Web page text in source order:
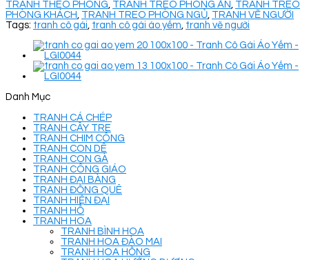
TRANH THEO PHÒNG TRANH TREO PHÒNG ĂN TRANH TREO
PHÒNG KHÁCH TRANH TREO PHÒNG NGỦ TRANH VẼ NGƯỜI
Tags: tranh cô gái tranh cô gái áo yếm tranh vẽ người
Danh Mục
TRANH CÁ CHÉP
TRANH CÂY TRE
TRANH CHIM CÔNG
TRANH CON DÊ
TRANH CON GÀ
TRANH CÔNG GIÁO
TRANH ĐẠI BÀNG
TRANH ĐỒNG QUÊ
TRANH HIỆN ĐẠI
TRANH HỔ
TRANH HOA
TRANH BÌNH HOA
TRANH HOA ĐÀO MAI
TRANH HOA HỒNG